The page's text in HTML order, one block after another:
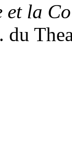
et la